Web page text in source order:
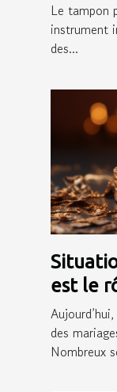
Le tampon
instrument
des...
est le
des
Nombreux